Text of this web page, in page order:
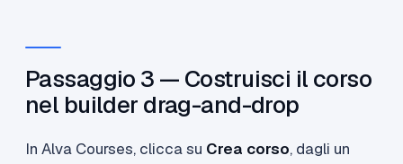
Passaggio 3 — Costruisci il corso
nel builder drag-and-drop
In Alva Courses, clicca su Crea corso, dagli un